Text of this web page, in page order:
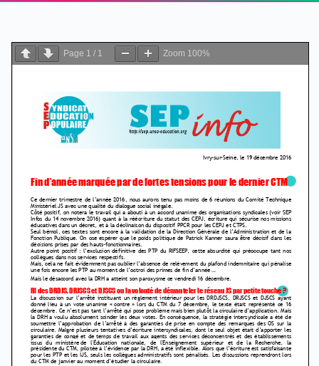
Page 1 / 1 Zoom 100%